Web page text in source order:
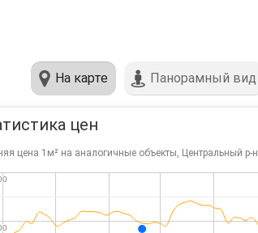
На карте Панорамный вид
цен
цена 1м² на аналогичные объекты, Центральный р-н